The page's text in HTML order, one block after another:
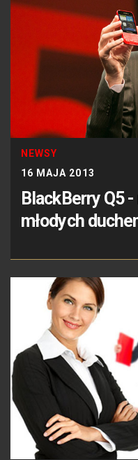
NEWSY
16 MAJA 2013
BlackBerry Q5
młodych